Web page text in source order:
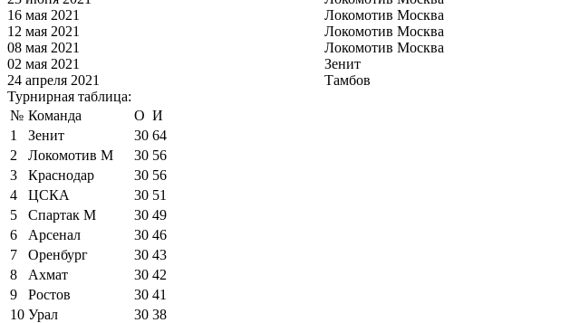
16 мая 2021
Локомотив Москва
12 мая 2021
Локомотив Москва
08 мая 2021
Локомотив Москва
02 мая 2021
Зенит
24 апреля 2021
Тамбов
Турнирная таблица:
№ Команда О И
1
Зенит 30 64
2
Локомотив М 30 56
3
Краснодар 30 56
4
ЦСКА 30 51
5
Спартак М 30 49
6
Арсенал 30 46
7
Оренбург 30 43
8
Ахмат 30 42
9
Ростов 30 41
10 Урал 30 38